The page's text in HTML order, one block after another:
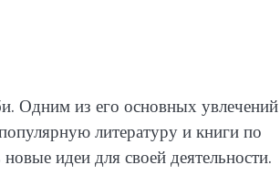
Одним из его основных увлечений
литературу и книги по
идеи для своей деятельности.